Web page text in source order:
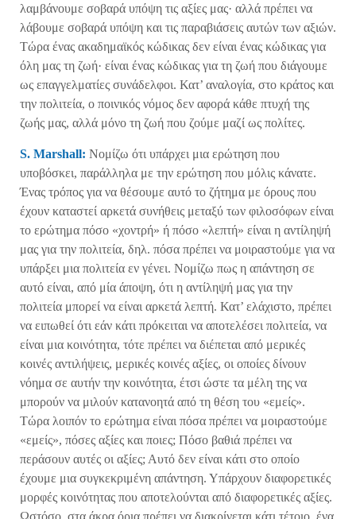
λαμβάνουμε σοβαρά υπόψη τις αξίες μας· αλλά πρέπει να
λάβουμε σοβαρά υπόψη και τις παραβιάσεις αυτών των αξιών.
Τώρα ένας ακαδημαϊκός κώδικας δεν είναι ένας κώδικας για
όλη μας τη ζωή· είναι ένας κώδικας για τη ζωή που διάγουμε
ως επαγγελματίες συνάδελφοι. Κατ’ αναλογία, στο κράτος και
την πολιτεία, ο ποινικός νόμος δεν αφορά κάθε πτυχή της
ζωής μας, αλλά μόνο τη ζωή που ζούμε μαζί ως πολίτες.
S. Marshall: Νομίζω ότι υπάρχει μια ερώτηση που
υποβόσκει, παράλληλα με την ερώτηση που μόλις κάνατε.
Ένας τρόπος για να θέσουμε αυτό το ζήτημα με όρους που
έχουν καταστεί αρκετά συνήθεις μεταξύ των φιλοσόφων είναι
το ερώτημα πόσο «χοντρή» ή πόσο «λεπτή» είναι η αντίληψή
μας για την πολιτεία, δηλ. πόσα πρέπει να μοιραστούμε για να
υπάρξει μια πολιτεία εν γένει. Νομίζω πως η απάντηση σε
αυτό είναι, από μία άποψη, ότι η αντίληψή μας για την
πολιτεία μπορεί να είναι αρκετά λεπτή. Κατ’ ελάχιστο, πρέπει
να ειπωθεί ότι εάν κάτι πρόκειται να αποτελέσει πολιτεία, να
είναι μια κοινότητα, τότε πρέπει να διέπεται από μερικές
κοινές αντιλήψεις, μερικές κοινές αξίες, οι οποίες δίνουν
νόημα σε αυτήν την κοινότητα, έτσι ώστε τα μέλη της να
μπορούν να μιλούν κατανοητά από τη θέση του «εμείς».
Τώρα λοιπόν το ερώτημα είναι πόσα πρέπει να μοιραστούμε
«εμείς», πόσες αξίες και ποιες; Πόσο βαθιά πρέπει να
περάσουν αυτές οι αξίες; Αυτό δεν είναι κάτι στο οποίο
έχουμε μια συγκεκριμένη απάντηση. Υπάρχουν διαφορετικές
μορφές κοινότητας που αποτελούνται από διαφορετικές αξίες.
Ωστόσο, στα άκρα όρια πρέπει να διακρίνεται κάτι τέτοιο, ένα